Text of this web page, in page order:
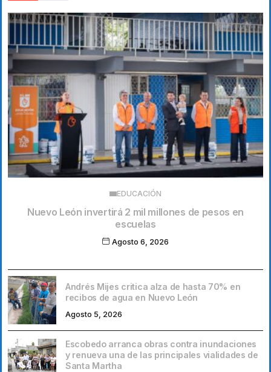
EDUCACIÓN
Nuevo León invertirá 2 mil millones de pesos en
escuelas
Agosto 6, 2026
Andrés Mijes critica alza de hasta 70% en
recibos de agua en Nuevo León
Agosto 5, 2026
Escobedo arranca obras contra inundaciones
y renueva una de las principales vialidades de
Santa Martha